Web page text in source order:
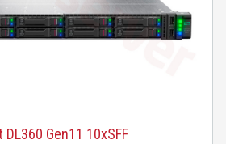
Gen11 10xSFF